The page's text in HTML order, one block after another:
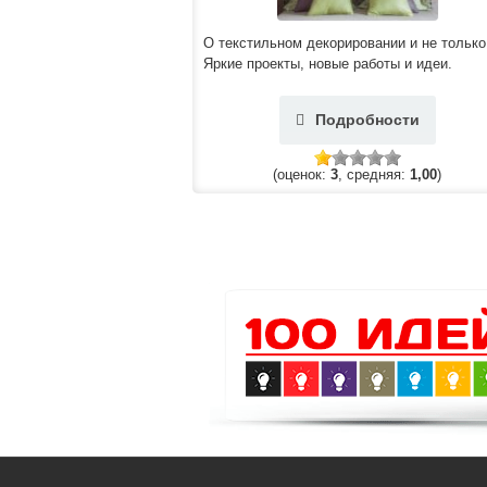
О текстильном декорировании и не
Яркие проекты, новые работы и идеи.
Подробности
(оценок: 3 , средняя: 1,00)